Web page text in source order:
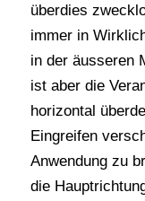
überdies
immer in
in der äusseren
ist aber die
horizontal
Eingreifen
Anwendung zu
die